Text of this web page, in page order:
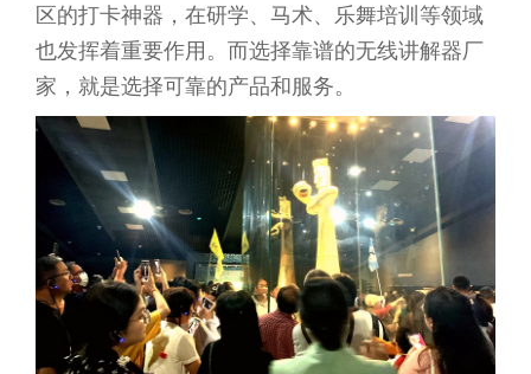
区的打卡神器，在研学、马术、乐舞培训等领域
也发挥着重要作用。而选择靠谱的无线讲解器厂
家，就是选择可靠的产品和服务。